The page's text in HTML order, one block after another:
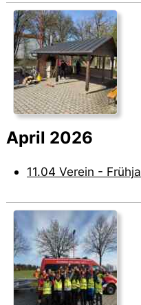
April 2026
11.04 Verein -